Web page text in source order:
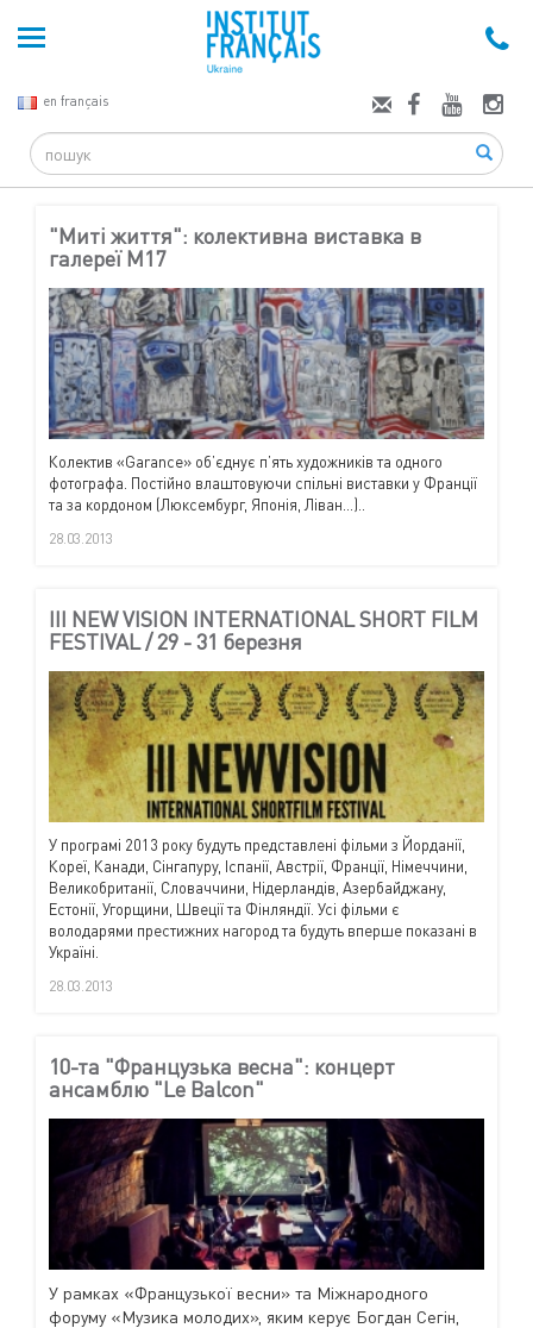
en français
Search
"Миті життя": колективна виставка в
галереї М17
Колектив «Garance» об’єднує п’ять художників та одного
фотографа. Постійно влаштовуючи спільні виставки у Франції
та за кордоном (Люксембург, Японія, Ліван...)..
28.03.2013
III NEW VISION INTERNATIONAL SHORT FILM
FESTIVAL / 29 - 31 березня
У програмі 2013 року будуть представлені фільми з Йорданії,
Кореї, Канади, Сінгапуру, Іспанії, Австрії, Франції, Німеччини,
Великобританії, Словаччини, Нідерландів, Азербайджану,
Естонії, Угорщини, Швеції та Фінляндії. Усі фільми є
володарями престижних нагород та будуть вперше показані в
Україні.
28.03.2013
10-та "Французька весна": концерт
ансамблю "Le Balcon"
У рамках «Французької весни» та Міжнародного
форуму «Музика молодих», яким керує Богдан Сегін,